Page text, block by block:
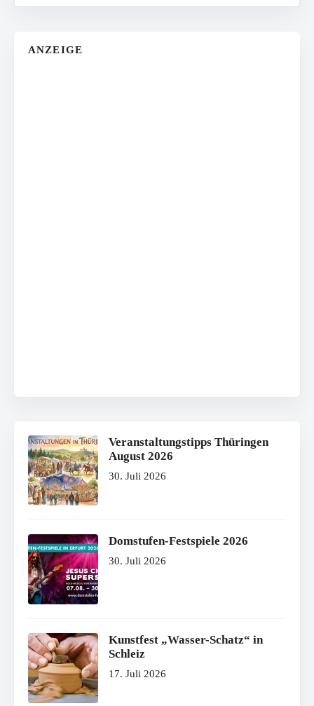
ANZEIGE
Veranstaltungstipps Thüringen
August 2026
30. Juli 2026
Domstufen-Festspiele 2026
30. Juli 2026
Kunstfest „Wasser-Schatz“ in
Schleiz
17. Juli 2026